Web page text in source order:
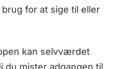
for at sige til eller
kan selvværdet
du mister adgangen til